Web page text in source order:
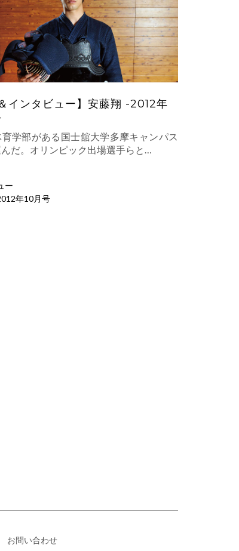
インタビュー】安藤翔 -2012年
育学部がある国士舘大学多摩キャンパス
だ。オリンピック出場選手らと…
ー
年10月号
お問い合わせ